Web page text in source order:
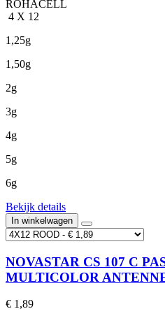
ROHACELL
4 X 12
1,25g
1,50g
2g
3g
4g
5g
6g
Bekijk details
In winkelwagen
NOVASTAR CS 107 C
MULTICOLOR
€ 1,89